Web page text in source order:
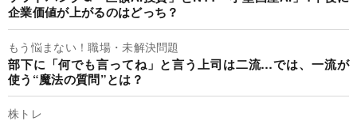
企業価値が上がるのはどっち？
もう悩まない！職場・未解決問題
部下に「何でも言ってね」と言う上司は二流…では、一流が
使う“魔法の質問”とは？
株トレ